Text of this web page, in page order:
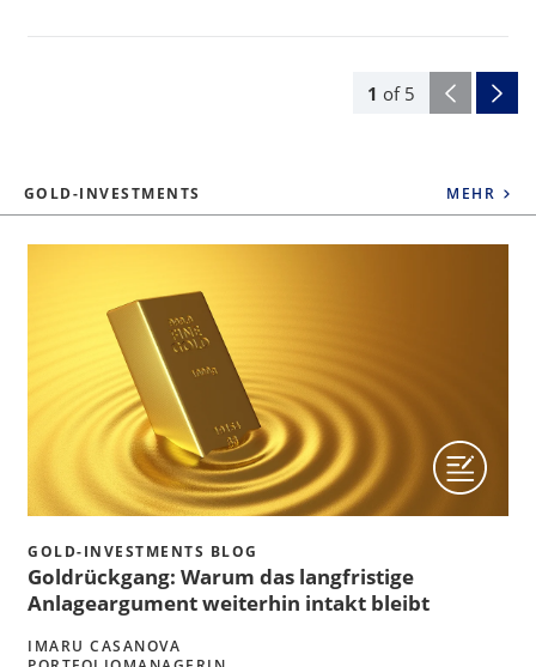
1 of 5
GOLD-INVESTMENTS MEHR
GOLD-INVESTMENTS BLOG
Goldrückgang: Warum das langfristige
Anlageargument weiterhin intakt bleibt
IMARU CASANOVA